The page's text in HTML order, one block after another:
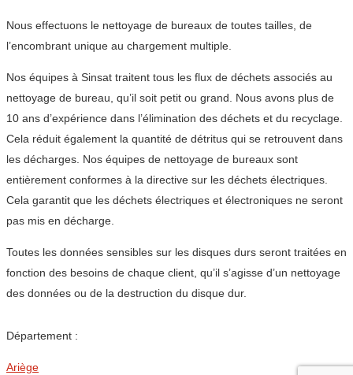
Nous effectuons le nettoyage de bureaux de toutes tailles, de
l’encombrant unique au chargement multiple.
Nos équipes à Sinsat traitent tous les flux de déchets associés au
nettoyage de bureau, qu’il soit petit ou grand. Nous avons plus de
10 ans d’expérience dans l’élimination des déchets et du recyclage.
Cela réduit également la quantité de détritus qui se retrouvent dans
les décharges. Nos équipes de nettoyage de bureaux sont
entièrement conformes à la directive sur les déchets électriques.
Cela garantit que les déchets électriques et électroniques ne seront
pas mis en décharge.
Toutes les données sensibles sur les disques durs seront traitées en
fonction des besoins de chaque client, qu’il s’agisse d’un nettoyage
des données ou de la destruction du disque dur.
Département :
Ariège